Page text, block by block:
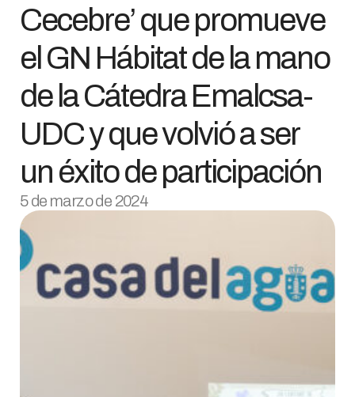
Cecebre’ que promueve
el GN Hábitat de la mano
de la Cátedra Emalcsa-
UDC y que volvió a ser
un éxito de participación
5 de marzo de 2024